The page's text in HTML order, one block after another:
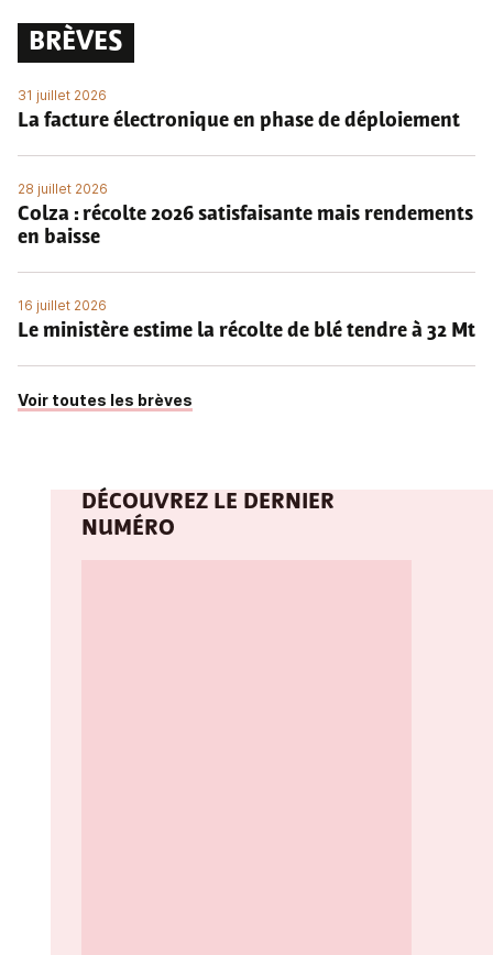
BRÈVES
31 juillet 2026
La facture électronique en phase de déploiement
28 juillet 2026
Colza : récolte 2026 satisfaisante mais rendements
en baisse
16 juillet 2026
Le ministère estime la récolte de blé tendre à 32 Mt
Voir toutes les brèves
DÉCOUVREZ LE DERNIER
NUMÉRO